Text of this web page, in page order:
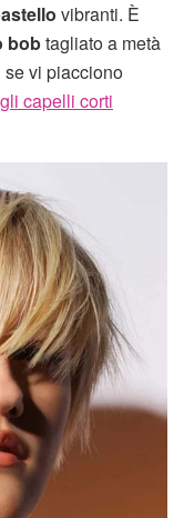
vibranti. È
bobtagliato a metà
vi piacciono
capelli corti